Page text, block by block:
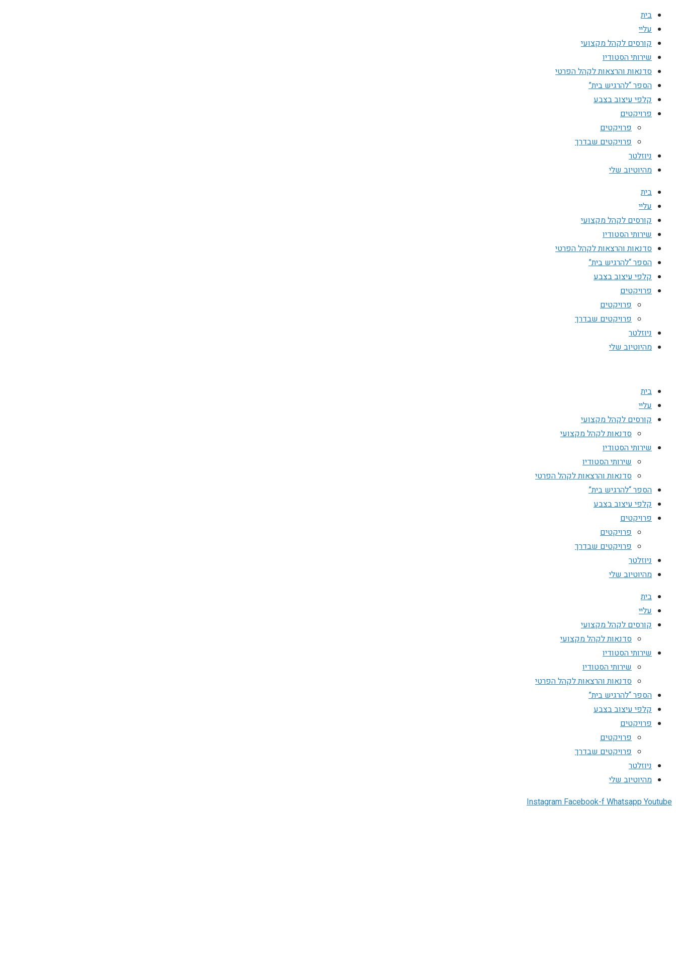
בית
עליי
קורסים לקהל מקצועי
שירותי הסטודיו
סדנאות והרצאות לקהל הפרטי
הספר “להרגיש בית”
קלפי עיצוב בצבע
פרויקטים
פרויקטים
פרויקטים שבדרך
ניוזלטר
מהיוטיוב שלי
בית
עליי
קורסים לקהל מקצועי
שירותי הסטודיו
סדנאות והרצאות לקהל הפרטי
הספר “להרגיש בית”
קלפי עיצוב בצבע
פרויקטים
פרויקטים
פרויקטים שבדרך
ניוזלטר
מהיוטיוב שלי
בית
עליי
קורסים לקהל מקצועי
סדנאות לקהל מקצועי
שירותי הסטודיו
שירותי הסטודיו
סדנאות והרצאות לקהל הפרטי
הספר “להרגיש בית”
קלפי עיצוב בצבע
פרויקטים
פרויקטים
פרויקטים שבדרך
ניוזלטר
מהיוטיוב שלי
בית
עליי
קורסים לקהל מקצועי
סדנאות לקהל מקצועי
שירותי הסטודיו
שירותי הסטודיו
סדנאות והרצאות לקהל הפרטי
הספר “להרגיש בית”
קלפי עיצוב בצבע
פרויקטים
פרויקטים
פרויקטים שבדרך
ניוזלטר
מהיוטיוב שלי
InstagramFacebook-fWhatsappYoutube